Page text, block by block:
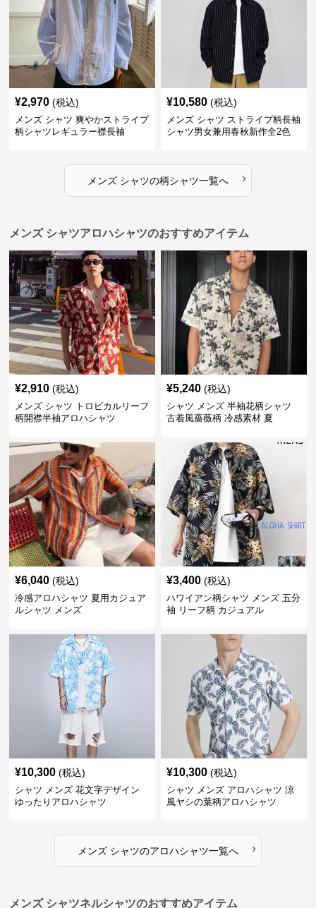
¥2,970 (税込)
メンズ シャツ 爽やかストライプ
柄シャツレギュラー襟長袖
¥10,580 (税込)
メンズ シャツ ストライプ柄長袖
シャツ男女兼用春秋新作全2色
メンズ シャツの柄シャツ一覧へ ›
メンズ シャツアロハシャツのおすすめアイテム
¥2,910 (税込)
メンズ シャツ トロピカルリーフ
柄開襟半袖アロハシャツ
¥5,240 (税込)
シャツ メンズ 半袖花柄シャツ
古着風薔薇柄 冷感素材 夏
¥6,040 (税込)
冷感アロハシャツ 夏用カジュア
ルシャツ メンズ
¥3,400 (税込)
ハワイアン柄シャツ メンズ 五分
袖 リーフ柄 カジュアル
¥10,300 (税込)
シャツ メンズ 花文字デザイン
ゆったりアロハシャツ
¥10,300 (税込)
シャツ メンズ アロハシャツ 涼
風ヤシの葉柄アロハシャツ
メンズ シャツのアロハシャツ一覧へ ›
メンズ シャツネルシャツのおすすめアイテム